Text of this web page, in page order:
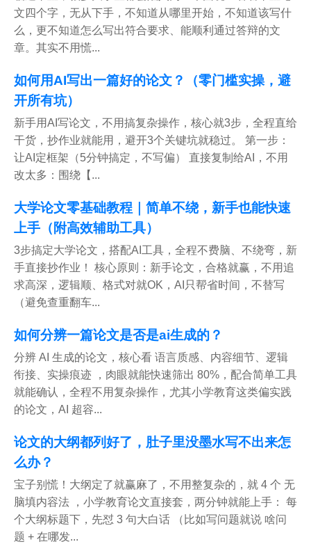
文四个字，无从下手，不知道从哪里开始，不知道该写什
么，更不知道怎么写出符合要求、能顺利通过答辩的文
章。其实不用慌...
如何用AI写出一篇好的论文？（零门槛实操，避
开所有坑）
新手用AI写论文，不用搞复杂操作，核心就3步，全程直给
干货，抄作业就能用，避开3个关键坑就稳过。 第一步：
让AI定框架（5分钟搞定，不写偏） 直接复制给AI，不用
改太多：围绕【...
大学论文零基础教程｜简单不绕，新手也能快速
上手（附高效辅助工具）
3步搞定大学论文，搭配AI工具，全程不费脑、不绕弯，新
手直接抄作业！ 核心原则：新手论文，合格就赢，不用追
求高深，逻辑顺、格式对就OK，AI只帮省时间，不替写
（避免查重翻车...
如何分辨一篇论文是否是ai生成的？
分辨 AI 生成的论文，核心看 语言质感、内容细节、逻辑
衔接、实操痕迹 ，肉眼就能快速筛出 80%，配合简单工具
就能确认，全程不用复杂操作，尤其小学教育这类偏实践
的论文，AI 超容...
论文的大纲都列好了，肚子里没墨水写不出来怎
么办？
宝子别慌！大纲定了就赢麻了，不用整复杂的，就 4 个 无
脑填内容法 ，小学教育论文直接套，两分钟就能上手： 每
个大纲标题下，先怼 3 句大白话 （比如写问题就说 啥问
题 + 在哪发...